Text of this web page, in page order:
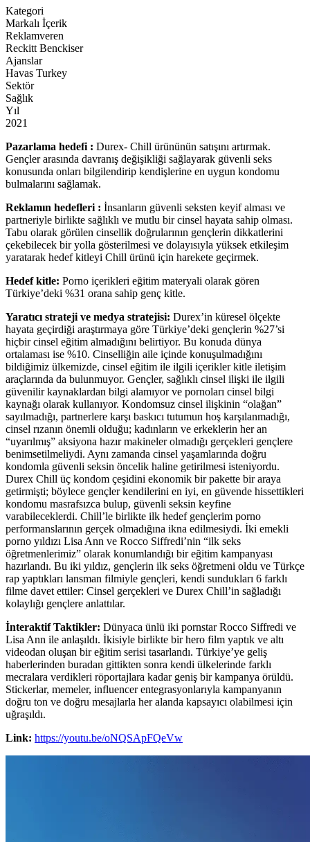
Kategori
Markalı İçerik
Reklamveren
Reckitt Benckiser
Ajanslar
Havas Turkey
Sektör
Sağlık
Yıl
2021
Pazarlama hedefi : Durex- Chill ürününün satışını artırmak.
Gençler arasında davranış değişikliği sağlayarak güvenli seks
konusunda onları bilgilendirip kendişlerine en uygun kondomu
bulmalarını sağlamak.
Reklamın hedefleri : İnsanların güvenli seksten keyif alması ve
partneriyle birlikte sağlıklı ve mutlu bir cinsel hayata sahip olması.
Tabu olarak görülen cinsellik doğrularının gençlerin dikkatlerini
çekebilecek bir yolla gösterilmesi ve dolayısıyla yüksek etkileşim
yaratarak hedef kitleyi Chill ürünü için harekete geçirmek.
Hedef kitle: Porno içerikleri eğitim materyali olarak gören
Türkiye’deki %31 orana sahip genç kitle.
Yaratıcı strateji ve medya stratejisi: Durex’in küresel ölçekte
hayata geçirdiği araştırmaya göre Türkiye’deki gençlerin %27’si
hiçbir cinsel eğitim almadığını belirtiyor. Bu konuda dünya
ortalaması ise %10. Cinselliğin aile içinde konuşulmadığını
bildiğimiz ülkemizde, cinsel eğitim ile ilgili içerikler kitle iletişim
araçlarında da bulunmuyor. Gençler, sağlıklı cinsel ilişki ile ilgili
güvenilir kaynaklardan bilgi alamıyor ve pornoları cinsel bilgi
kaynağı olarak kullanıyor. Kondomsuz cinsel ilişkinin “olağan”
sayılmadığı, partnerlere karşı baskıcı tutumun hoş karşılanmadığı,
cinsel rızanın önemli olduğu; kadınların ve erkeklerin her an
“uyarılmış” aksiyona hazır makineler olmadığı gerçekleri gençlere
benimsetilmeliydi. Aynı zamanda cinsel yaşamlarında doğru
kondomla güvenli seksin öncelik haline getirilmesi isteniyordu.
Durex Chill üç kondom çeşidini ekonomik bir pakette bir araya
getirmişti; böylece gençler kendilerini en iyi, en güvende hissettikleri
kondomu masrafsızca bulup, güvenli seksin keyfine
varabileceklerdi. Chill’le birlikte ilk hedef gençlerim porno
performanslarının gerçek olmadığına ikna edilmesiydi. İki emekli
porno yıldızı Lisa Ann ve Rocco Siffredi’nin “ilk seks
öğretmenlerimiz” olarak konumlandığı bir eğitim kampanyası
hazırlandı. Bu iki yıldız, gençlerin ilk seks öğretmeni oldu ve Türkçe
rap yaptıkları lansman filmiyle gençleri, kendi sundukları 6 farklı
filme davet ettiler: Cinsel gerçekleri ve Durex Chill’in sağladığı
kolaylığı gençlere anlattılar.
İnteraktif Taktikler: Dünyaca ünlü iki pornstar Rocco Siffredi ve
Lisa Ann ile anlaşıldı. İkisiyle birlikte bir hero film yaptık ve altı
videodan oluşan bir eğitim serisi tasarlandı. Türkiye’ye geliş
haberlerinden buradan gittikten sonra kendi ülkelerinde farklı
mecralara verdikleri röportajlara kadar geniş bir kampanya örüldü.
Stickerlar, memeler, influencer entegrasyonlarıyla kampanyanın
doğru ton ve doğru mesajlarla her alanda kapsayıcı olabilmesi için
uğraşıldı.
Link: https://youtu.be/oNQSApFQeVw